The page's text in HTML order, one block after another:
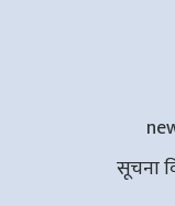
सूचना